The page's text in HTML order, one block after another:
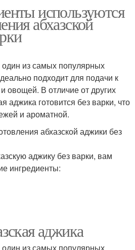
используются
абхазской
один из самых популярных
подходит для подачи к
овощей. В отличие от других
аджика готовится без варки, что
и ароматной.
абхазской аджики без
аджику без варки, вам
ингредиенты:
аджика